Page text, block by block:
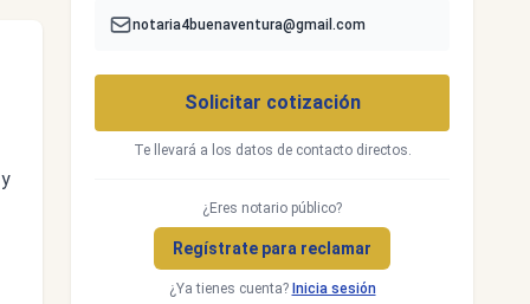
notaria4buenaventura@gmail.com
Solicitar cotización
Te llevará a los datos de contacto directos.
¿Eres notario público?
Regístrate para reclamar
¿Ya tienes cuenta? Inicia sesión